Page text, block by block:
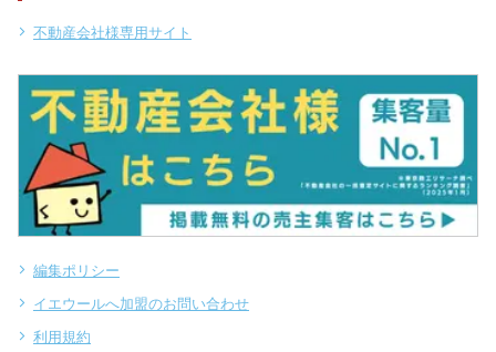
不動産会社様専用サイト
編集ポリシー
イエウールへ加盟のお問い合わせ
利用規約